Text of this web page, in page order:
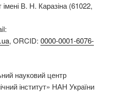
імені В. Н. Каразіна (61022,
, ORCID: 0000-0001-6076-
науковий центр
інститут» НАН України